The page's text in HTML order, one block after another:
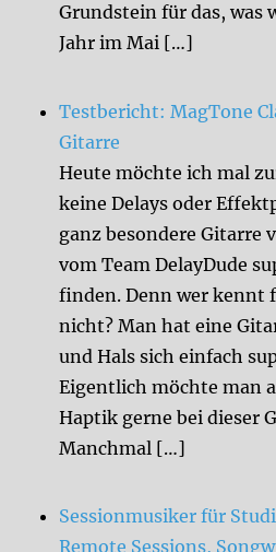
Grundstein für das, was
Jahr im Mai […]
Testbericht: MagTone
Gitarre
Heute möchte ich mal
keine Delays oder
ganz besondere Gitarre
vom Team DelayDude
finden. Denn wer kennt
nicht? Man hat eine
und Hals sich einfach
Eigentlich möchte man
Haptik gerne bei dieser
Manchmal […]
Sessionmusiker für
Remote Sessions,